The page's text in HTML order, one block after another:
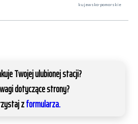
kujawsko-pomorskie
Twojej ulubionej stacji?
dotyczące strony?
zformularza.